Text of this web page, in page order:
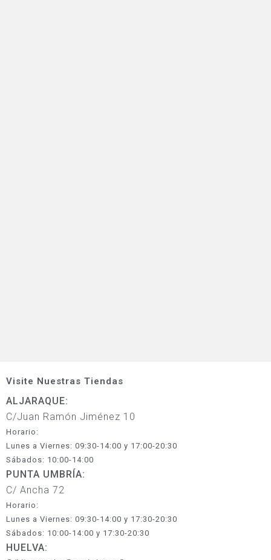
Visite Nuestras Tiendas
ALJARAQUE:
C/Juan Ramón Jiménez 10
Horario:
Lunes a Viernes: 09:30-14:00 y 17:00-20:30
Sábados: 10:00-14:00
PUNTA UMBRÍA:
C/ Ancha 72
Horario:
Lunes a Viernes: 09:30-14:00 y 17:30-20:30
Sábados: 10:00-14:00 y 17:30-20:30
HUELVA: